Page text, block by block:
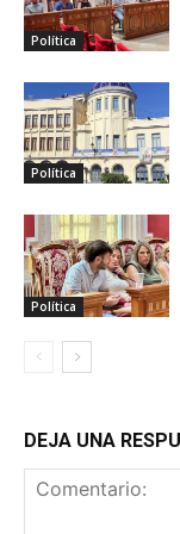
Política
Política
Política
DEJA UNA